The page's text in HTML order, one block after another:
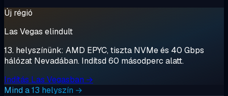
Új régió
Las Vegas elindult
13. helyszínünk: AMD EPYC, tiszta NVMe és 40 Gbps
hálózat Nevadában. Indítsd 60 másodperc alatt.
Indítás Las Vegasban →
Mind a 13 helyszín →